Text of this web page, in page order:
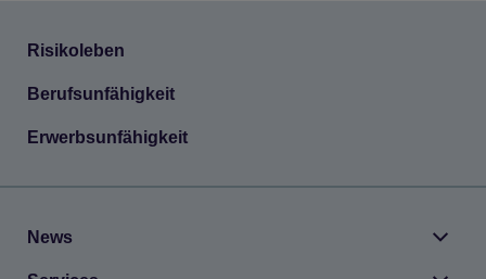
Risi­ko­le­ben
Berufs­un­fä­hig­keit
Erwerbs­un­fä­hig­keit
News